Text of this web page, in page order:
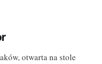
otwarta na stole